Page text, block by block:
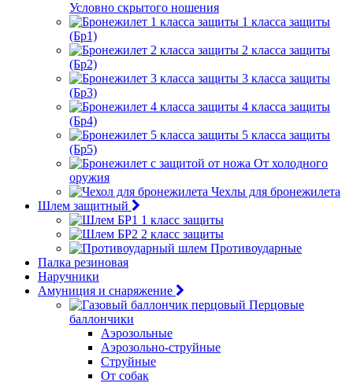
Условно скрытого ношения
1 класса защиты
(Бр1)
2 класса защиты
(Бр2)
3 класса защиты
(Бр3)
4 класса защиты
(Бр4)
5 класса защиты
(Бр5)
От холодного
оружия
Чехлы для бронежилета
Шлем защитный
1 класс защиты
2 класс защиты
Противоударные
Палка резиновая
Наручники
Амуниция и снаряжение
Перцовые
баллончики
Аэрозольные
Аэрозольно-струйные
Струйные
От собак